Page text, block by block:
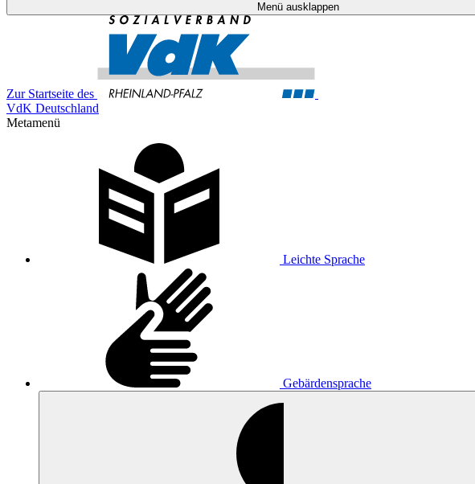
Menü ausklappen
Zur Startseite des
VdK Deutschland
Metamenü
Leichte Sprache
Gebärdensprache